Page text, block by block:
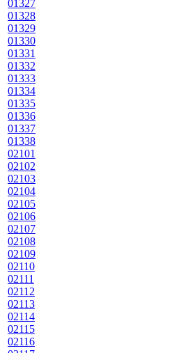
01327
01328
01329
01330
01331
01332
01333
01334
01335
01336
01337
01338
02101
02102
02103
02104
02105
02106
02107
02108
02109
02110
02111
02112
02113
02114
02115
02116